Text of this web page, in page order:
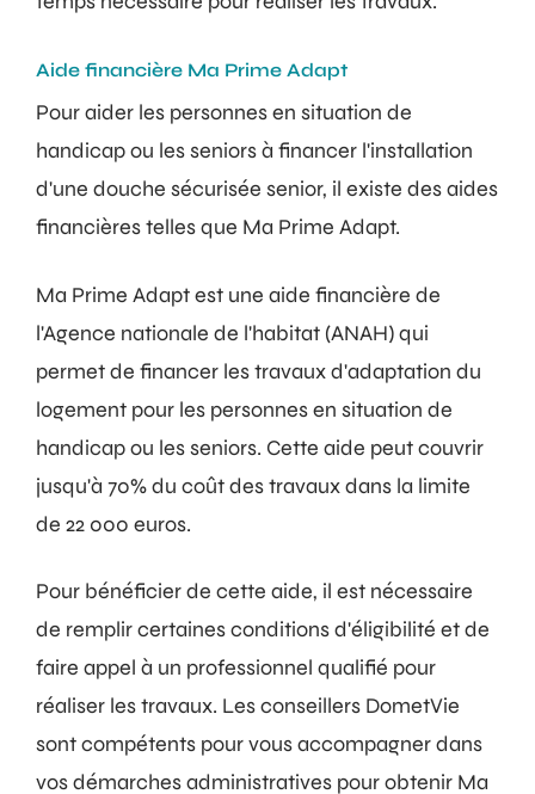
Aide financière Ma Prime Adapt
Pour aider les personnes en situation de
handicap ou les seniors à financer l'installation
d'une douche sécurisée senior, il existe des aides
financières telles que Ma Prime Adapt.
Ma Prime Adapt est une aide financière de
l'Agence nationale de l'habitat (ANAH) qui
permet de financer les travaux d'adaptation du
logement pour les personnes en situation de
handicap ou les seniors. Cette aide peut couvrir
jusqu'à 70% du coût des travaux dans la limite
de 22 000 euros.
Pour bénéficier de cette aide, il est nécessaire
de remplir certaines conditions d'éligibilité et de
faire appel à un professionnel qualifié pour
réaliser les travaux. Les conseillers DometVie
sont compétents pour vous accompagner dans
vos démarches administratives pour obtenir Ma